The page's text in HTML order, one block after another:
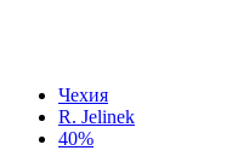
Чехия
R. Jelinek
40%